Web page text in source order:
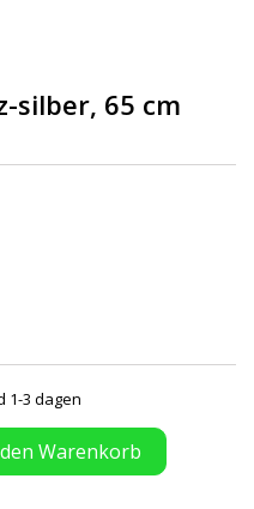
silber, 65 cm
1-3 dagen
Warenkorb